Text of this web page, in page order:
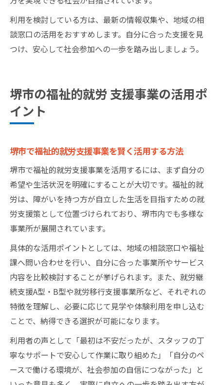
利用を検討している方は、最新の情報収集や、地域の相
談窓口の活用をおすすめします。自分に合った支援を見
つけ、安心して社会参加への一歩を踏み出しましょう。
堺市の福祉的就労 支援事業の活用ポ
イント
堺市で福祉的就労支援事業を賢く活用する方法
堺市で福祉的就労支援事業を活用するには、まず自分の
希望や生活状況を明確にすることが大切です。福祉的就
労は、障がいを持つ方が自立した生活を目指すための就
労支援策として位置づけられており、堺市内でも多様な
事業所が展開されています。
具体的な活用ポイントとしては、地域の相談窓口や福祉
課へ問い合わせを行い、自分に合った事業所やサービス
内容を比較検討することが挙げられます。また、就労継
続支援A型・B型や就労移行支援事業所など、それぞれの
特徴を理解し、必要に応じて見学や体験利用を申し込む
ことで、納得できる選択が可能になります。
利用者の声として「最初は不安だったが、スタッフの丁
寧なサポートで安心して作業に取り組めた」「自分のペ
ースで働ける環境が、社会参加の自信につながった」と